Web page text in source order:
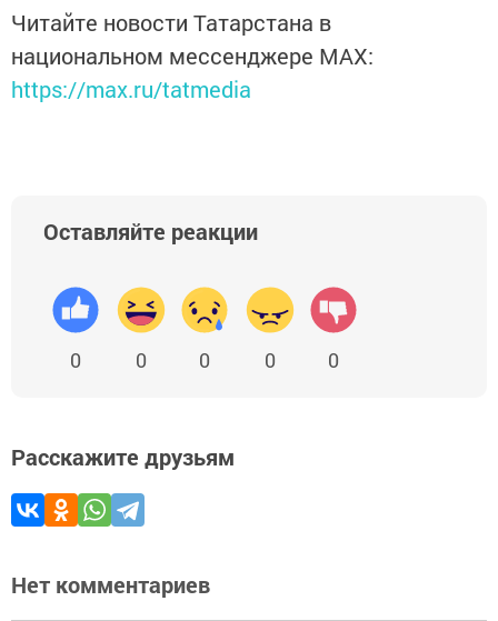
Читайте новости Татарстана в
национальном мессенджере MАХ:
https://max.ru/tatmedia
Оставляйте реакции
0 0 0 0 0
Расскажите друзьям
Нет комментариев